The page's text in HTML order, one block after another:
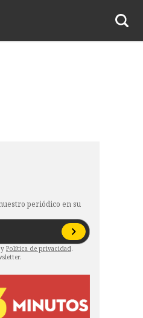
periódico en su
y Política de privacidad.